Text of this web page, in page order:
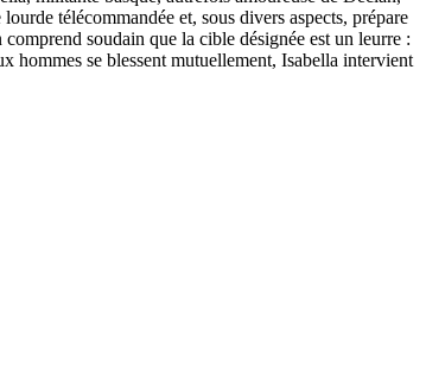
télécommandée et, sous divers aspects, prépare
soudain que la cible désignée est un leurre :
hommes se blessent mutuellement, Isabella intervient